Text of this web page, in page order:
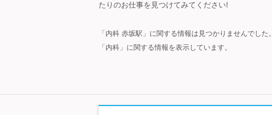
たりのお仕事を見つけてみてください!
「内科 赤坂駅」に関する情報は見つかりませんでした。
「内科」に関する情報を表示しています。